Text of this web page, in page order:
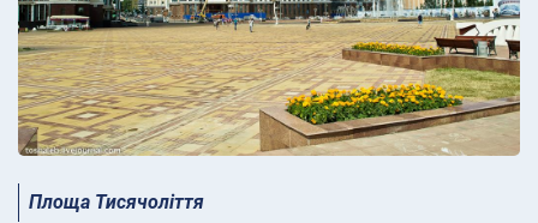
Площа Тисячоліття